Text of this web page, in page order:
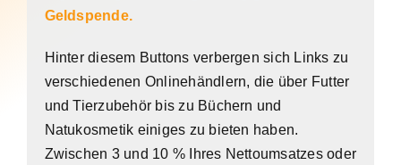
Geldspende.
Hinter diesem Buttons verbergen sich Links zu
verschiedenen Onlinehändlern, die über Futter
und Tierzubehör bis zu Büchern und
Natukosmetik einiges zu bieten haben.
Zwischen 3 und 10 % Ihres Nettoumsatzes oder